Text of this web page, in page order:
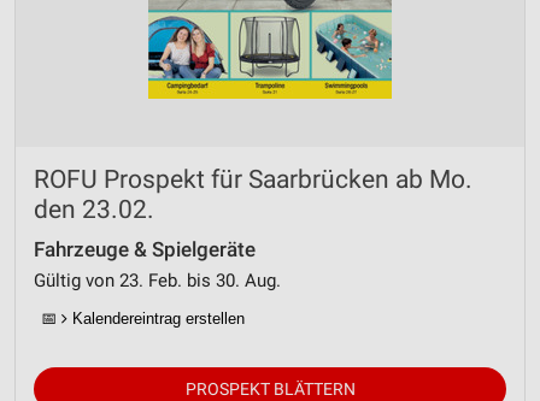
ROFU Prospekt für Saarbrücken ab Mo.
den 23.02.
Fahrzeuge & Spielgeräte
Gültig von 23. Feb. bis 30. Aug.
📅 Kalendereintrag erstellen
PROSPEKT BLÄTTERN